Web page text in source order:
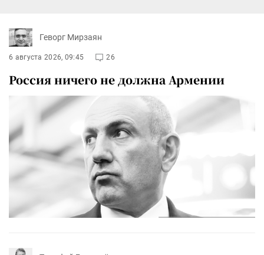
Геворг Мирзаян
6 августа 2026, 09:45 26
Россия ничего не должна Армении